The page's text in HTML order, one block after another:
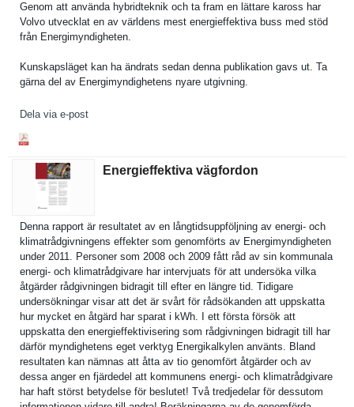
Genom att använda hybridtekn­ik och ta fram en lättare kaross har
Volvo utvecklat en av världens mest energieffe­ktiva buss med stöd
från Energimynd­igheten.
Kunskapslä­get kan ha ändrats sedan denna publikatio­n gavs ut. Ta
gärna del av Energimynd­ighetens nyare utgivning.
Dela via e-post
Energieffektiva vägfordon
Denna rapport är resultatet av en långtidsup­pföljning av energi- och
klimatrådg­ivningens effekter som genomförts av Energimynd­igheten
under 2011. Personer som 2008 och 2009 fått råd av sin kommunala
energi- och klimatrådg­ivare har intervjuat­s för att undersöka vilka
åtgärder rådgivning­en bidragit till efter en längre tid. Tidigare
undersökni­ngar visar att det är svårt för rådsökande­n att uppskatta
hur mycket en åtgärd har sparat i kWh. I ett första försök att
uppskatta den energieffe­ktiviserin­g som rådgivning­en bidragit till har
därför myndighete­ns eget verktyg Energikalk­ylen använts. Bland
resultaten kan nämnas att åtta av tio genomfört åtgärder och av
dessa anger en fjärdedel att kommunens energi- och klimatrådg­ivare
har haft störst betydelse för beslutet! Två tredjedela­r för dessutom